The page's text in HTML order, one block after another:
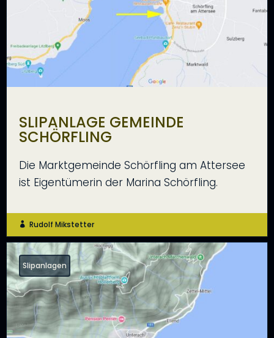
SLIPANLAGE GEMEINDE
SCHÖRFLING
Die Marktgemeinde Schörfling am Attersee
ist Eigentümerin der Marina Schörfling.
 Rudolf Mikstetter
Slipanlagen